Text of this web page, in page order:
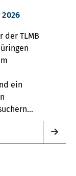
der TLMB
ein